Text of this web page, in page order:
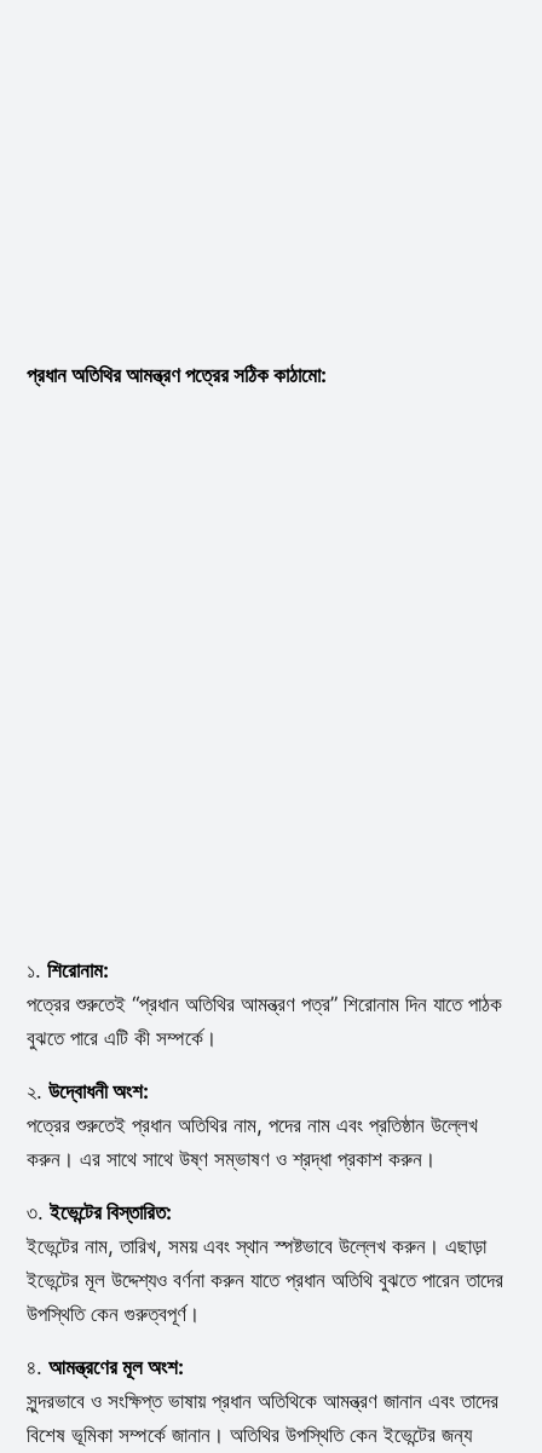
প্রধান অতিথির আমন্ত্রণ পত্রের সঠিক কাঠামো:
১. শিরোনাম:
পত্রের শুরুতেই “প্রধান অতিথির আমন্ত্রণ পত্র” শিরোনাম দিন যাতে পাঠক
বুঝতে পারে এটি কী সম্পর্কে।
২. উদ্বোধনী অংশ:
পত্রের শুরুতেই প্রধান অতিথির নাম, পদের নাম এবং প্রতিষ্ঠান উল্লেখ
করুন। এর সাথে সাথে উষ্ণ সম্ভাষণ ও শ্রদ্ধা প্রকাশ করুন।
৩.ইভেন্টের বিস্তারিত:
ইভেন্টের নাম, তারিখ, সময় এবং স্থান স্পষ্টভাবে উল্লেখ করুন। এছাড়া
ইভেন্টের মূল উদ্দেশ্যও বর্ণনা করুন যাতে প্রধান অতিথি বুঝতে পারেন তাদের
উপস্থিতি কেন গুরুত্বপূর্ণ।
৪. আমন্ত্রণের মূল অংশ:
সুন্দরভাবে ও সংক্ষিপ্ত ভাষায় প্রধান অতিথিকে আমন্ত্রণ জানান এবং তাদের
বিশেষ ভূমিকা সম্পর্কে জানান। অতিথির উপস্থিতি কেন ইভেন্টের জন্য